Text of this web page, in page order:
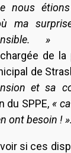
nous
ma
»
de
de
et sa
du SPPE, «
ont besoin ! ».
si ces